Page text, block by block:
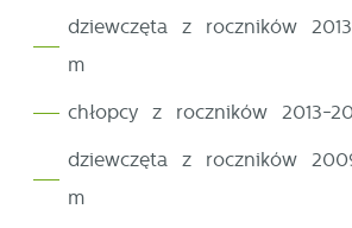
dziewczęta z roczników
m
chłopcy z roczników 2013-
dziewczęta z roczników
m
stronie.
Cookies analityczne pozwalają na
w zakresie wykorzystywania witryny
nasze serwisy www. Dane
naszych serwisów internetowych pod
Reklamowe
Dzięki reklamowym plikom cookies